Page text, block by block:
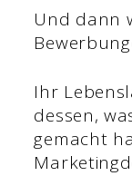
Und dann
Ihr
dessen,
gemacht